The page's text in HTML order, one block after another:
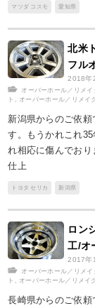
マツダ コスモ 愛知県
北米
フル
2018年
オーバーホール／リメイ
ト , オーバーホール／リメイク
新潟県からのご依
す。もうかれこれ
れ相応に傷んでお
仕上
トヨタ セリカ 新潟県
ロン
工/オ
2017年
オーバーホール／リメイ
ト , オーバーホール／リメイク
長崎県からのご依